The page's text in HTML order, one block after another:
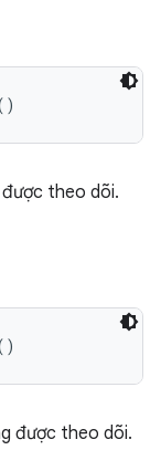
theo dõi.
được theo dõi.